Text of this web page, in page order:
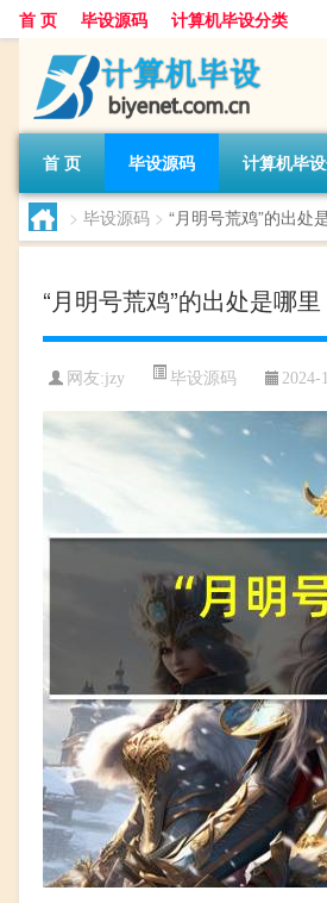
首 页 毕设源码 计算机毕设分类
首 页 毕设源码 计算机毕
> 毕设源码 > “月明号荒鸡”的出处
“月明号荒鸡”的出处是哪里
网友:jzy 毕设源码 2024-